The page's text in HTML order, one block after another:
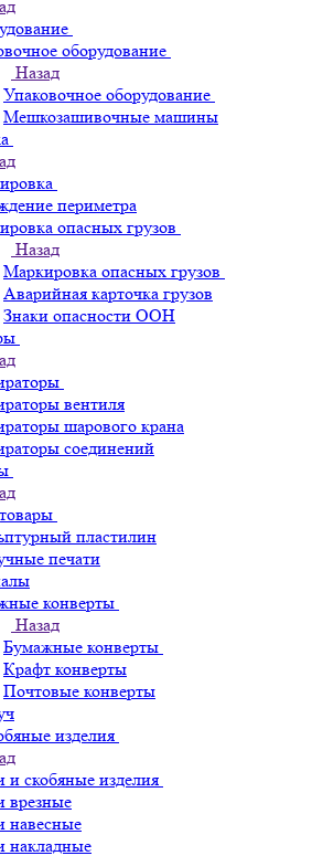
оборудование
Назад
Упаковочное оборудование
Мешкозашивочные машины
периметра
опасных грузов
Назад
Маркировка опасных грузов
Аварийная карточка грузов
Знаки опасности ООН
вентиля
шарового крана
соединений
пластилин
печати
конверты
Назад
Бумажные конверты
Крафт конверты
Почтовые конверты
изделия
и скобяные изделия
врезные
навесные
накладные